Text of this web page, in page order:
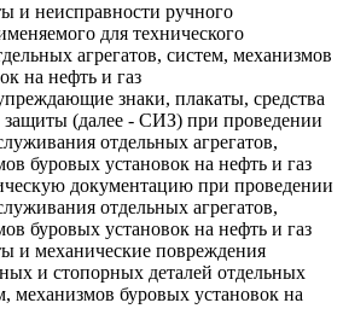
и неисправности ручного
для технического
агрегатов, систем, механизмов
на нефть и газ
знаки, плакаты, средства
(далее - СИЗ) при проведении
отдельных агрегатов,
буровых установок на нефть и газ
документацию при проведении
отдельных агрегатов,
буровых установок на нефть и газ
и механические повреждения
и стопорных деталей отдельных
механизмов буровых установок на